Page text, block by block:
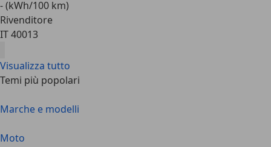
- (kWh/100 km)
Rivenditore
IT 40013
Visualizza tutto
Temi più popolari
Marche e modelli
Moto